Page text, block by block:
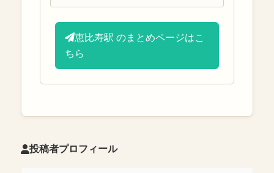
恵比寿駅 のまとめページはこ
ちら
投稿者プロフィール